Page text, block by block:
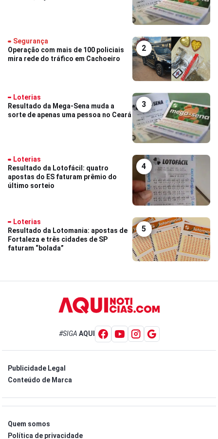
2
Segurança
Operação com mais de 100 policiais
mira rede do tráfico em Cachoeiro
3
Loterias
Resultado da Mega-Sena muda a
sorte de apenas uma pessoa no Ceará
4
Loterias
Resultado da Lotofácil: quatro
apostas do ES faturam prêmio do
último sorteio
5
Loterias
Resultado da Lotomania: apostas de
Fortaleza e três cidades de SP
faturam “bolada”
#SIGA AQUI
Publicidade Legal
Conteúdo de Marca
Quem somos
Política de privacidade